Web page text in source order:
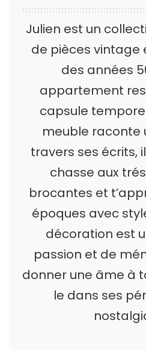
Julien est un
de pièces vintage
des années
appartement
capsule
meuble raconte
travers ses écrits,
chasse aux
brocantes et
époques avec
décoration est
passion et de
donner une âme à
le dans ses